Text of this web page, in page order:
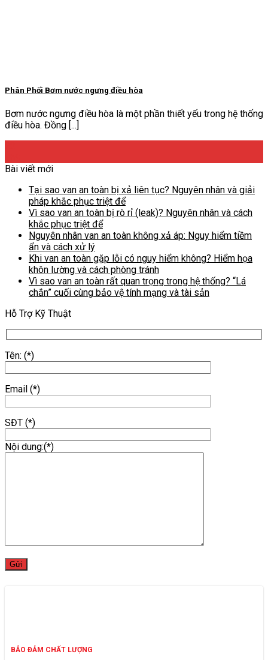
Phân Phối Bơm nước ngưng điều hòa
Bơm nước ngưng điều hòa là một phần thiết yếu trong hệ thống
điều hòa. Đồng [...]
Bài viết mới
Tại sao van an toàn bị xả liên tục? Nguyên nhân và giải
pháp khắc phục triệt để
Vì sao van an toàn bị rò rỉ (leak)? Nguyên nhân và cách
khắc phục triệt để
Nguyên nhân van an toàn không xả áp: Nguy hiểm tiềm
ẩn và cách xử lý
Khi van an toàn gặp lỗi có nguy hiểm không? Hiểm họa
khôn lường và cách phòng tránh
Vì sao van an toàn rất quan trọng trong hệ thống? “Lá
chắn” cuối cùng bảo vệ tính mạng và tài sản
Hỗ Trợ Kỹ Thuật
Tên: (*)
Email (*)
SĐT (*)
Nội dung:(*)
BẢO ĐẢM CHẤT LƯỢNG